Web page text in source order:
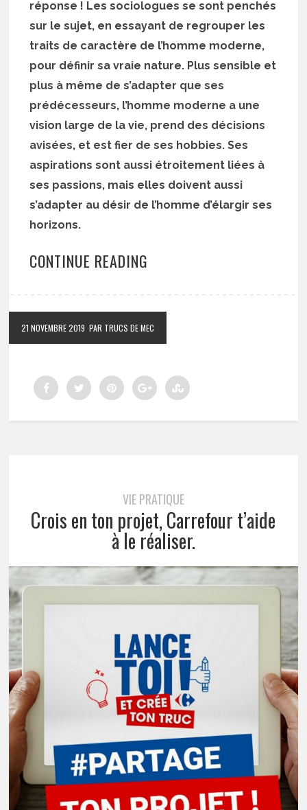
réponse ! Les sociologues se sont penchés
sur le sujet, en essayant de regrouper les
traits de caractère de l’homme moderne,
pour définir sa vraie nature. Plus sensible et
plus à même de s’adapter que ses
prédécesseurs, l’homme moderne a une
vision large de la vie, prend des décisions
avisées, et est fier de ses hobbies. Ses
aspirations sont aussi étroitement liées à
ses passions, mais elles doivent aussi
s’adapter au désir de l’homme d’élargir ses
horizons.
CONTINUE READING
21 NOVEMBRE 2019 PAR TRUCS DE MEC
VIE PRATIQUE
Crois en ton projet, Carrefour t’aide
à le réaliser.